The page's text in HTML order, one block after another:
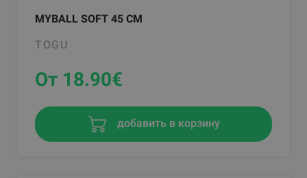
MYBALL SOFT 45 CM
TOGU
От 18.90€
добавить в корзину